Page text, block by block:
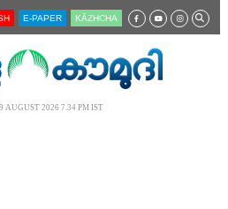
E-PAPER KĀZHCHA
AUGUST 2026 7.34 PM IST